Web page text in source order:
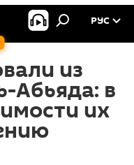
РУС
из
Абьяда: в
их